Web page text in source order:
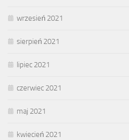
wrzesień 2021
sierpień 2021
lipiec 2021
czerwiec 2021
maj 2021
kwiecień 2021